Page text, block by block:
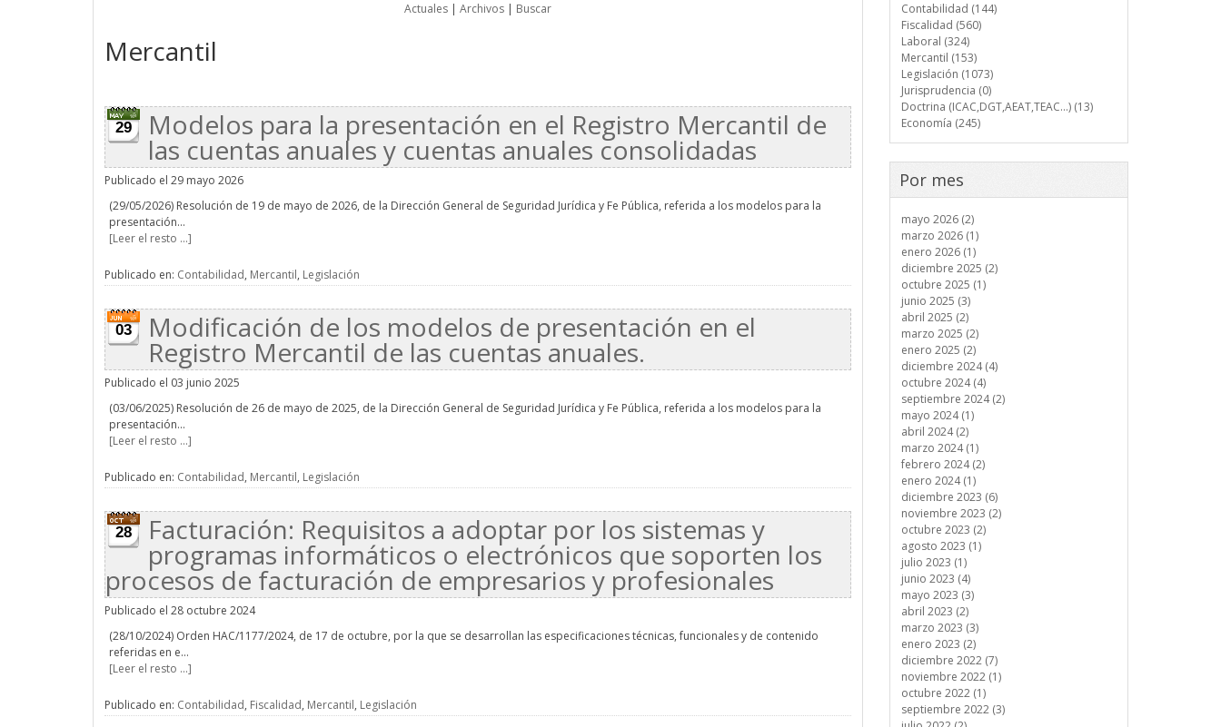
Actuales| Archivos| Buscar
Mercantil
29 Modelos para la presentación en el Registro Mercantil de
las cuentas anuales y cuentas anuales consolidadas
Publicado el 29 mayo 2026
(29/05/2026) Resolución de 19 de mayo de 2026, de la Dirección General de Seguridad Jurídica y Fe Pública, referida a los modelos para la
presentación...
[Leer el resto ...]
Publicado en: Contabilidad, Mercantil, Legislación
03 Modificación de los modelos de presentación en el
Registro Mercantil de las cuentas anuales.
Publicado el 03 junio 2025
(03/06/2025) Resolución de 26 de mayo de 2025, de la Dirección General de Seguridad Jurídica y Fe Pública, referida a los modelos para la
presentación...
[Leer el resto ...]
Publicado en: Contabilidad, Mercantil, Legislación
28 Facturación: Requisitos a adoptar por los sistemas y
programas informáticos o electrónicos que soporten los
procesos de facturación de empresarios y profesionales
Publicado el 28 octubre 2024
(28/10/2024) Orden HAC/1177/2024, de 17 de octubre, por la que se desarrollan las especificaciones técnicas, funcionales y de contenido
referidas en e...
[Leer el resto ...]
Publicado en: Contabilidad, Fiscalidad, Mercantil, Legislación
Contabilidad (144)
Fiscalidad (560)
Laboral (324)
Mercantil (153)
Legislación (1073)
Jurisprudencia (0)
Doctrina (ICAC,DGT,AEAT,TEAC...) (13)
Economía (245)
Por mes
mayo 2026 (2)
marzo 2026 (1)
enero 2026 (1)
diciembre 2025 (2)
octubre 2025 (1)
junio 2025 (3)
abril 2025 (2)
marzo 2025 (2)
enero 2025 (2)
diciembre 2024 (4)
octubre 2024 (4)
septiembre 2024 (2)
mayo 2024 (1)
abril 2024 (2)
marzo 2024 (1)
febrero 2024 (2)
enero 2024 (1)
diciembre 2023 (6)
noviembre 2023 (2)
octubre 2023 (2)
agosto 2023 (1)
julio 2023 (1)
junio 2023 (4)
mayo 2023 (3)
abril 2023 (2)
marzo 2023 (3)
enero 2023 (2)
diciembre 2022 (7)
noviembre 2022 (1)
octubre 2022 (1)
septiembre 2022 (3)